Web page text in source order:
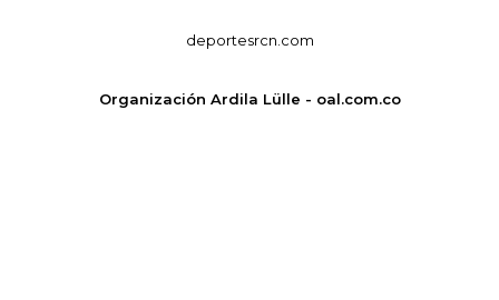
deportesrcn.com
Organización Ardila Lülle - oal.com.co